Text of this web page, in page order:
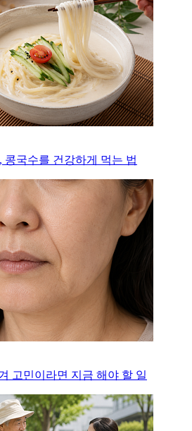
콩국수를 건강하게 먹는 법
고민이라면 지금 해야 할 일